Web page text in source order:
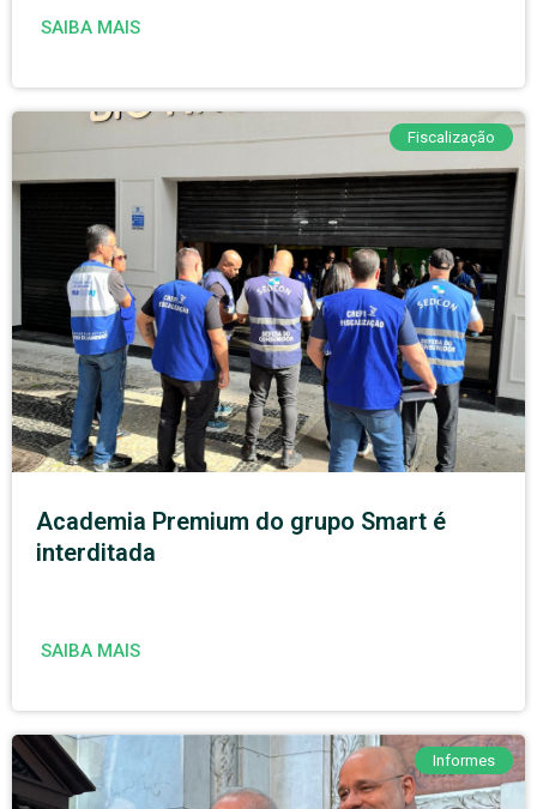
SAIBA MAIS
Fiscalização
Academia Premium do grupo Smart é
interditada
SAIBA MAIS
Informes